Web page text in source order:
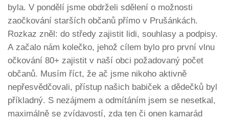
byla. V pondělí jsme obdrželi sdělení o možnosti
zaočkování starších občanů přímo v Prušánkách.
Rozkaz zněl: do středy zajistit lidi, souhlasy a podpisy.
A začalo nám kolečko, jehož cílem bylo pro první vlnu
očkování 80+ zajistit v naší obci požadovaný počet
občanů. Musím říct, že ač jsme nikoho aktivně
nepřesvědčovali, přístup našich babiček a dědečků byl
příkladný. S nezájmem a odmítáním jsem se nesetkal,
maximálně se zvídavostí, zda ten či onen kamarád